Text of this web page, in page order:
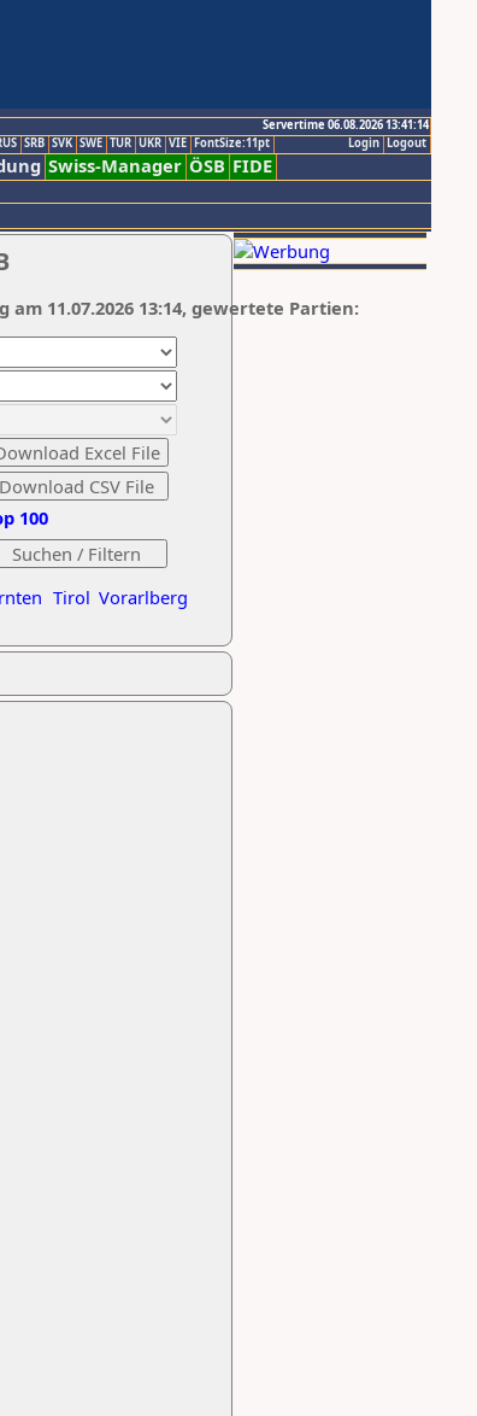
Servertime 06.08.2026 13:41:14
Logout
Login
SRB SVK SWE TUR UKR VIE FontSize:11pt
Swiss-Manager ÖSB FIDE
Tirol Vorarlberg
100
am 11.07.2026 13:14, gewertete Partien: